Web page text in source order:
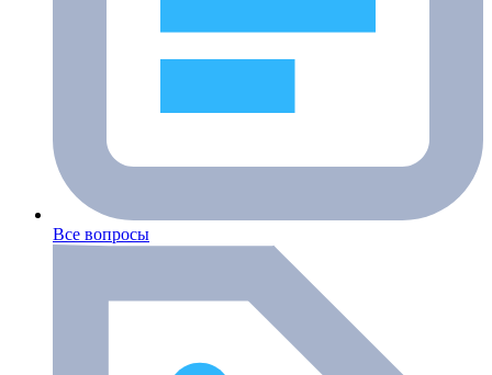
Все вопросы